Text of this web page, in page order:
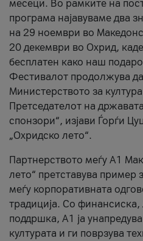
месеци. Во рамките на
програма најавуваме два
на 29 ноември во
20 декември во Охрид,
бесплатен како наш
Фестивалот продолжува
Министерството за
Претседателот на
спонзори“, изјави Ѓорѓи
„Охридско лето“.
Партнерството меѓу A1
лето“ претставува пример
меѓу корпоративната
традиција. Со финансиска,
поддршка, A1 ја
културата и ги поврзува